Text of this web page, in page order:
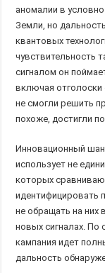
аномалии в
Земли, но
квантовых
чувствительность
сигналом он
включая отголоски
не смогли решить
похоже, достигли
Инновационный
использует не
которых
идентифицировать
не обращать на них
новых сигналах. По
кампания идет
дальность